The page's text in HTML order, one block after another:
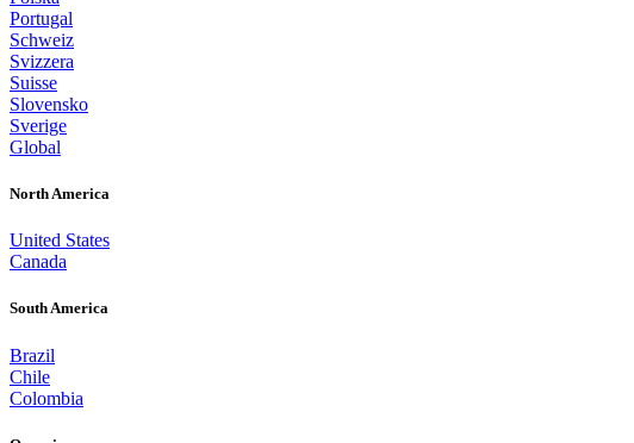
Portugal
Schweiz
Svizzera
Suisse
Slovensko
Sverige
Global
North America
United States
Canada
South America
Brazil
Chile
Colombia